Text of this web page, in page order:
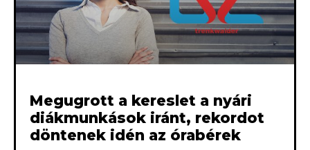
Megugrott a kereslet a nyári
diákmunkások iránt, rekordot
döntenek idén az órabérek